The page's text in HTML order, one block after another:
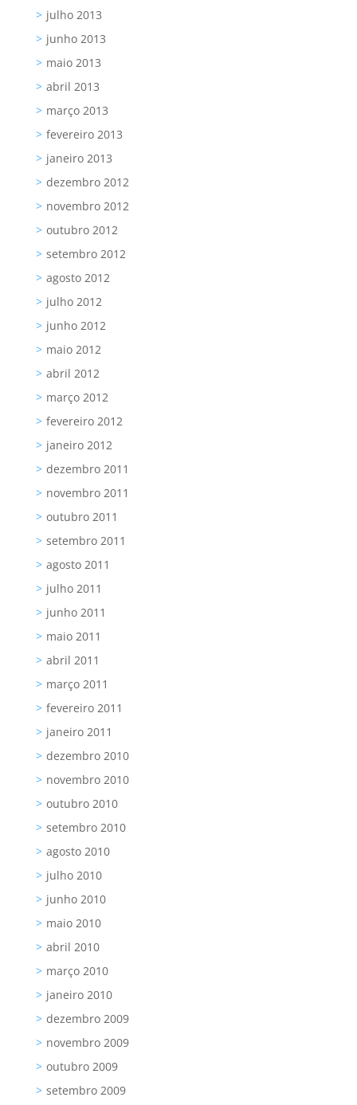
julho 2013
junho 2013
maio 2013
abril 2013
março 2013
fevereiro 2013
janeiro 2013
dezembro 2012
novembro 2012
outubro 2012
setembro 2012
agosto 2012
julho 2012
junho 2012
maio 2012
abril 2012
março 2012
fevereiro 2012
janeiro 2012
dezembro 2011
novembro 2011
outubro 2011
setembro 2011
agosto 2011
julho 2011
junho 2011
maio 2011
abril 2011
março 2011
fevereiro 2011
janeiro 2011
dezembro 2010
novembro 2010
outubro 2010
setembro 2010
agosto 2010
julho 2010
junho 2010
maio 2010
abril 2010
março 2010
janeiro 2010
dezembro 2009
novembro 2009
outubro 2009
setembro 2009